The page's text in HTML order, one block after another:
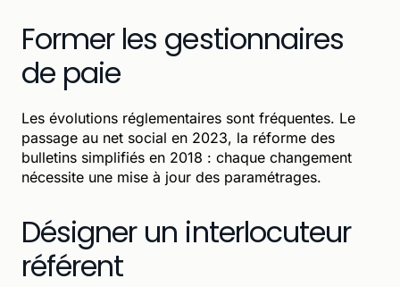
Former les gestionnaires
de paie
Les évolutions réglementaires sont fréquentes. Le
passage au net social en 2023, la réforme des
bulletins simplifiés en 2018 : chaque changement
nécessite une mise à jour des paramétrages.
Désigner un interlocuteur
référent